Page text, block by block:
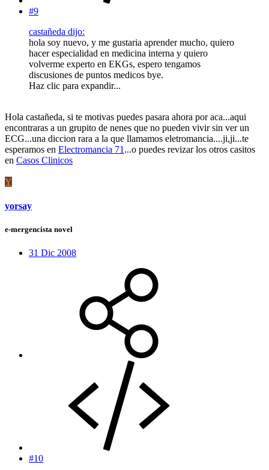
#9
castañeda dijo:
hola soy nuevo, y me gustaria aprender mucho, quiero
hacer especialidad en medicina interna y quiero
volverme experto en EKGs, espero tengamos
discusiones de puntos medicos bye.
Haz clic para expandir...
Hola castañeda, si te motivas puedes pasara ahora por aca...aqui
encontraras a un grupito de nenes que no pueden vivir sin ver un
ECG...una diccion rara a la que llamamos eletromancia....ji,ji...te
esperamos en Electromancia 71 ...o puedes revizar los otros casitos
en Casos Clinicos
Y
yorsay
e-mergencista novel
31 Dic 2008
#10